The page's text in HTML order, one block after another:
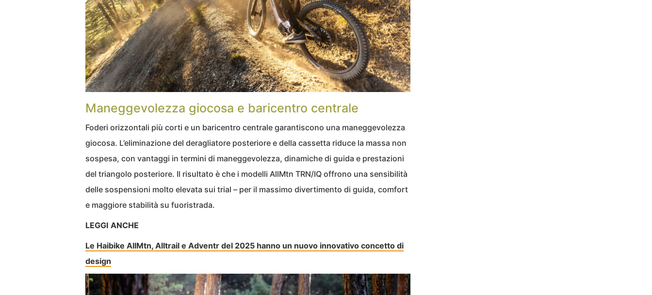
Maneggevolezza giocosa e baricentro centrale
Foderi orizzontali più corti e un baricentro centrale garantiscono una maneggevolezza
giocosa. L’eliminazione del deragliatore posteriore e della cassetta riduce la massa non
sospesa, con vantaggi in termini di maneggevolezza, dinamiche di guida e prestazioni
del triangolo posteriore. Il risultato è che i modelli AllMtn TRN/IQ offrono una sensibilità
delle sospensioni molto elevata sui trial – per il massimo divertimento di guida, comfort
e maggiore stabilità su fuoristrada.
LEGGI ANCHE
Le Haibike AllMtn, Alltrail e Adventr del 2025 hanno un nuovo innovativo concetto di
design